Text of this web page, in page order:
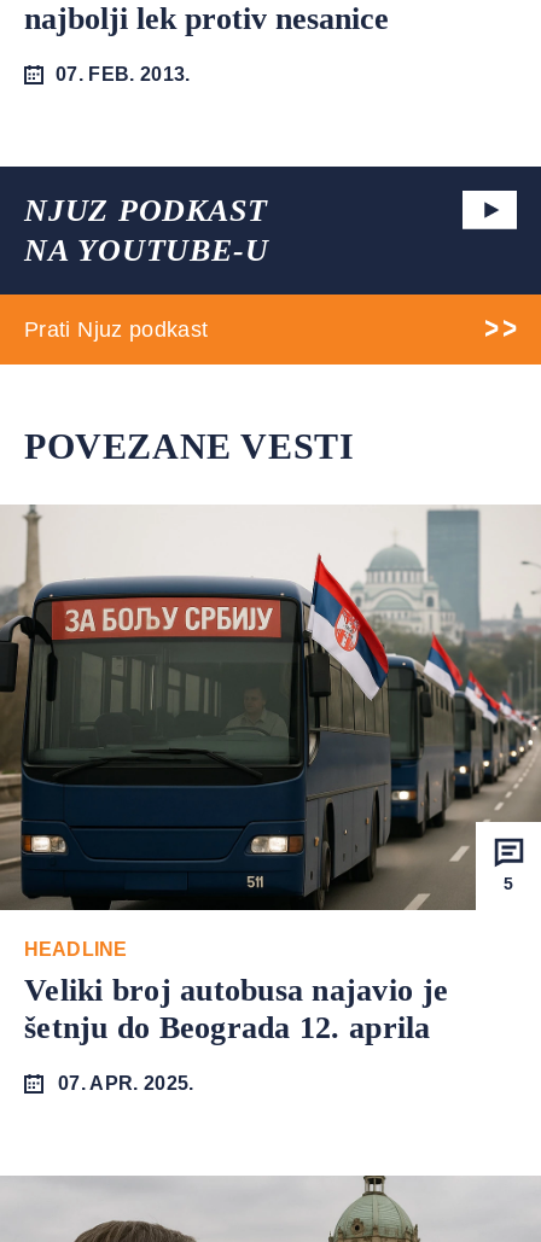
najbolji lek protiv nesanice
07. FEB. 2013.
NJUZ PODKAST
NA YOUTUBE-U
Prati Njuz podkast
POVEZANE VESTI
5
HEADLINE
Veliki broj autobusa najavio je
šetnju do Beograda 12. aprila
07. APR. 2025.